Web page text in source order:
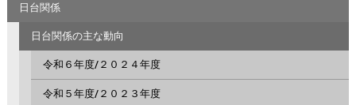
日台関係
日台関係の主な動向
令和６年度/２０２４年度
令和５年度/２０２３年度